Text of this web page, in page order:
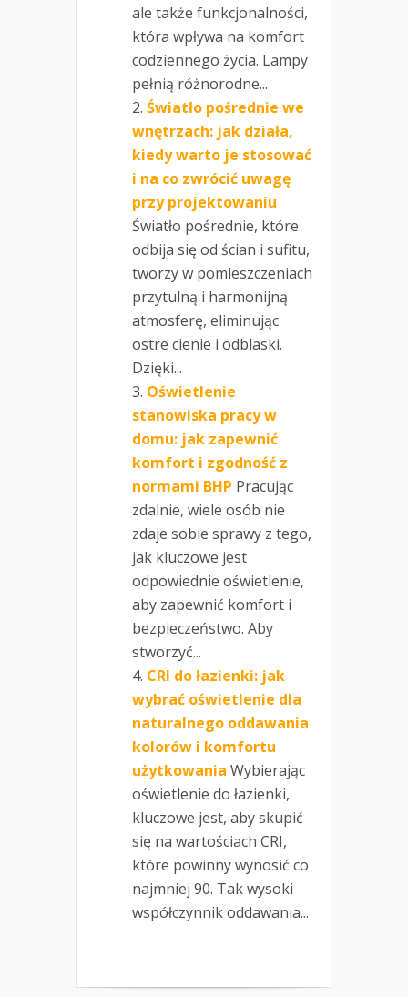
ale także funkcjonalności,
która wpływa na komfort
codziennego życia. Lampy
pełnią różnorodne...
Światło pośrednie we
wnętrzach: jak działa,
kiedy warto je stosować
i na co zwrócić uwagę
przy projektowaniu
Światło pośrednie, które
odbija się od ścian i sufitu,
tworzy w pomieszczeniach
przytulną i harmonijną
atmosferę, eliminując
ostre cienie i odblaski.
Dzięki...
Oświetlenie
stanowiska pracy w
domu: jak zapewnić
komfort i zgodność z
normami BHP Pracując
zdalnie, wiele osób nie
zdaje sobie sprawy z tego,
jak kluczowe jest
odpowiednie oświetlenie,
aby zapewnić komfort i
bezpieczeństwo. Aby
stworzyć...
CRI do łazienki: jak
wybrać oświetlenie dla
naturalnego oddawania
kolorów i komfortu
użytkowania Wybierając
oświetlenie do łazienki,
kluczowe jest, aby skupić
się na wartościach CRI,
które powinny wynosić co
najmniej 90. Tak wysoki
współczynnik oddawania...